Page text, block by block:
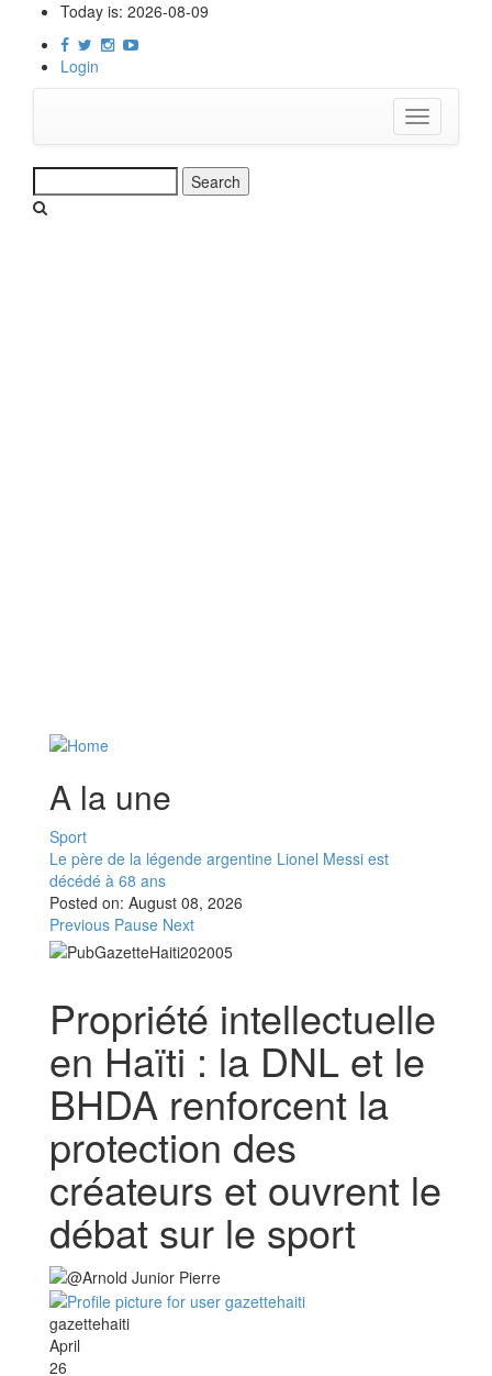
content
Today is: 2026-08-09
Login
Toggle
navigation
A la une
Sport
Le père de la légende argentine Lionel Messi est
décédé à 68 ans
Posted on: August 08, 2026
Previous Pause Next
Propriété intellectuelle
en Haïti : la DNL et le
BHDA renforcent la
protection des
créateurs et ouvrent le
débat sur le sport
gazettehaiti
April
26